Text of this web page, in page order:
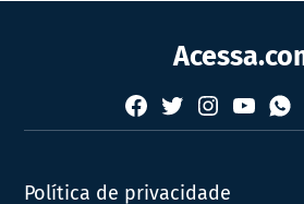
Facebook
TwitterInstagram
YouTube
Política de privacidade